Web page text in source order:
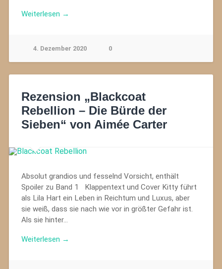
Weiterlesen →
4. Dezember 2020 0
Rezension „Blackcoat
Rebellion – Die Bürde der
Sieben“ von Aimée Carter
Absolut grandios und fesselnd Vorsicht, enthält
Spoiler zu Band 1 Klappentext und Cover Kitty führt
als Lila Hart ein Leben in Reichtum und Luxus, aber
sie weiß, dass sie nach wie vor in größter Gefahr ist.
Als sie hinter…
Weiterlesen →